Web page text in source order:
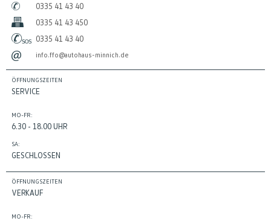
0335 41 43 40
0335 41 43 450
0335 41 43 40
info.ffo@autohaus-minnich.de
ÖFFNUNGSZEITEN
SERVICE
MO-FR:
6.30 - 18.00 UHR
SA:
GESCHLOSSEN
ÖFFNUNGSZEITEN
VERKAUF
MO-FR: